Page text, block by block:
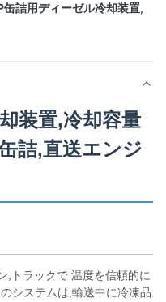
缶詰用ディーゼル冷却装置,
装置,冷却容量
詰,直送エンジ
,トラックで 温度を信頼的に
システムは,輸送中に冷凍品